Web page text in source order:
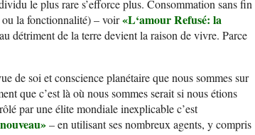
le plus rare s’efforce plus. Consommation sans fin
ou la fonctionnalité) – voir«L‘amourRefusé: la
détriment de la terre devient la raison de vivre. Parce
de soi et conscience planétaire que nous sommes sur
que c’est là où nous sommes serait si nous étions
par une élite mondiale inexplicable c’est
u»– en utilisant ses nombreux agents, y compris